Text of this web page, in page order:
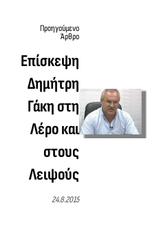
Προηγούμενο
Άρθρο
Επίσκεψη
Δημήτρη
Γάκη στη
Λέρο και
στους
Λειψούς
24.8.2015